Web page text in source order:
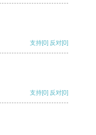
支持[0] 反对[0]
支持[0] 反对[0]